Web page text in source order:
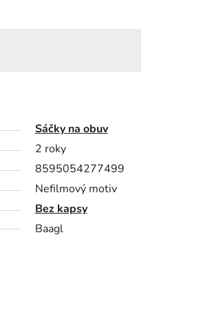
Sáčky na obuv
2 roky
8595054277499
Nefilmový motiv
Bez kapsy
Baagl